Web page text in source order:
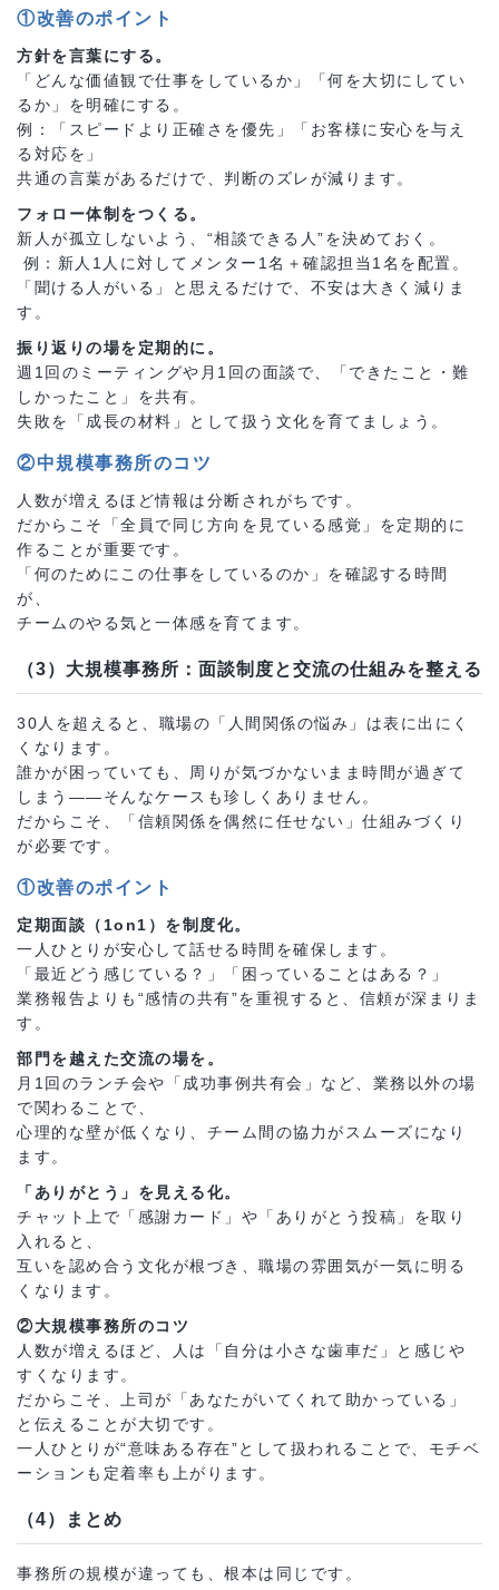
①改善のポイント
方針を言葉にする。
「どんな価値観で仕事をしているか」「何を大切にしてい
るか」を明確にする。
例：「スピードより正確さを優先」「お客様に安心を与え
る対応を」
共通の言葉があるだけで、判断のズレが減ります。
フォロー体制をつくる。
新人が孤立しないよう、“相談できる人”を決めておく。
例：新人1人に対してメンター1名＋確認担当1名を配置。
「聞ける人がいる」と思えるだけで、不安は大きく減りま
す。
振り返りの場を定期的に。
週1回のミーティングや月1回の面談で、「できたこと・難
しかったこと」を共有。
失敗を「成長の材料」として扱う文化を育てましょう。
②中規模事務所のコツ
人数が増えるほど情報は分断されがちです。
だからこそ「全員で同じ方向を見ている感覚」を定期的に
作ることが重要です。
「何のためにこの仕事をしているのか」を確認する時間
が、
チームのやる気と一体感を育てます。
（3）大規模事務所：面談制度と交流の仕組みを整える
30人を超えると、職場の「人間関係の悩み」は表に出にく
くなります。
誰かが困っていても、周りが気づかないまま時間が過ぎて
しまう――そんなケースも珍しくありません。
だからこそ、「信頼関係を偶然に任せない」仕組みづくり
が必要です。
①改善のポイント
定期面談（1on1）を制度化。
一人ひとりが安心して話せる時間を確保します。
「最近どう感じている？」「困っていることはある？」
業務報告よりも“感情の共有”を重視すると、信頼が深まりま
す。
部門を越えた交流の場を。
月1回のランチ会や「成功事例共有会」など、業務以外の場
で関わることで、
心理的な壁が低くなり、チーム間の協力がスムーズになり
ます。
「ありがとう」を見える化。
チャット上で「感謝カード」や「ありがとう投稿」を取り
入れると、
互いを認め合う文化が根づき、職場の雰囲気が一気に明る
くなります。
②大規模事務所のコツ
人数が増えるほど、人は「自分は小さな歯車だ」と感じや
すくなります。
だからこそ、上司が「あなたがいてくれて助かっている」
と伝えることが大切です。
一人ひとりが“意味ある存在”として扱われることで、モチベ
ーションも定着率も上がります。
（4）まとめ
事務所の規模が違っても、根本は同じです。